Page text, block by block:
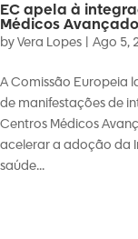
EC apela à
Médicos
byVera Lopes Ago 5,
A Comissão Europeia
de manifestações de
Centros Médicos
acelerar a adoção da
saúde...